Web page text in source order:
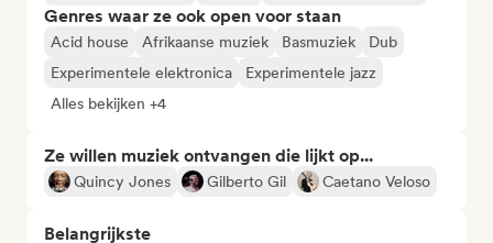
Genres waar ze ook open voor staan
Acid house Afrikaanse muziek Basmuziek
Dub
Experimentele elektronica
Experimentele jazz
Alles bekijken +4
Ze willen muziek ontvangen die lijkt op...
Quincy Jones Gilberto Gil Caetano Veloso
Belangrijkste